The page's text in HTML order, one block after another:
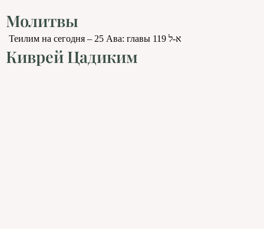
Молитвы
Теилим на сегодня – 25 Ава: главы 119 א-ל
Киврей Цадиким